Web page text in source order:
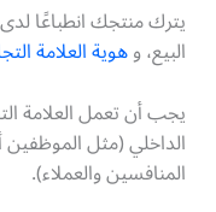
يترك منتجك انطباعًا
البيع، وهوية العلامة
يجب أن تعمل العلامة
الداخلي (مثل الموظفين
المنافسين والعملاء).